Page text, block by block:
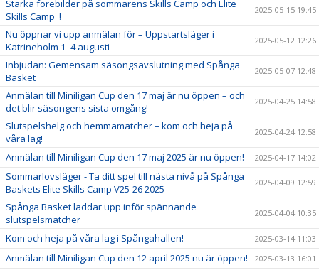
Starka förebilder på sommarens Skills Camp och Elite
Skills Camp !
2025-05-15 19:45
Nu öppnar vi upp anmälan för – Uppstartsläger i
Katrineholm 1–4 augusti
2025-05-12 12:26
Inbjudan: Gemensam säsongsavslutning med Spånga
Basket
2025-05-07 12:48
Anmälan till Miniligan Cup den 17 maj är nu öppen – och
det blir säsongens sista omgång!
2025-04-25 14:58
Slutspelshelg och hemmamatcher – kom och heja på
våra lag!
2025-04-24 12:58
Anmälan till Miniligan Cup den 17 maj 2025 är nu öppen! 2025-04-17 14:02
Sommarlovsläger - Ta ditt spel till nästa nivå på Spånga
Baskets Elite Skills Camp V25-26 2025
2025-04-09 12:59
Spånga Basket laddar upp inför spännande
slutspelsmatcher
2025-04-04 10:35
Kom och heja på våra lag i Spångahallen! 2025-03-14 11:03
Anmälan till Miniligan Cup den 12 april 2025 nu är öppen! 2025-03-13 16:01